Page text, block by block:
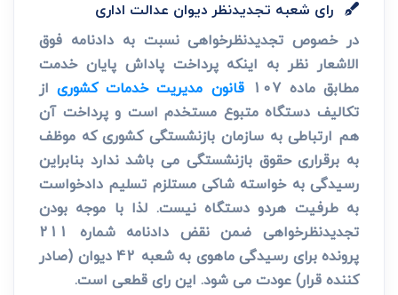
رای شعبه تجدیدنظر دیوان عدالت اداری
در خصوص تجدیدنظرخواهی نسبت به دادنامه فوق
الاشعار نظر به اینکه پرداخت پاداش پایان خدمت
مطابق ماده 107
قانون مدیریت خدمات کشوریاز
تکالیف دستگاه متبوع مستخدم است و پرداخت آن
هم ارتباطی به سازمان بازنشستگی کشوری که موظف
به برقراری حقوق بازنشستگی می باشد ندارد بنابراین
رسیدگی به خواسته شاکی مستلزم تسلیم دادخواست
به طرفیت هردو دستگاه نیست. لذا با موجه بودن
تجدیدنظرخواهی ضمن نقض دادنامه شماره 211
پرونده برای رسیدگی ماهوی به شعبه 42 دیوان (صادر
کننده قرار) عودت می شود. این رای قطعی است.